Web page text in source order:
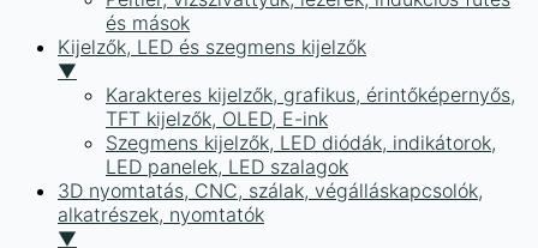
és mások
Kijelzők, LED és szegmens kijelzők
▼
Karakteres kijelzők, grafikus, érintőképernyős,
TFT kijelzők, OLED, E-ink
Szegmens kijelzők, LED diódák, indikátorok,
LED panelek, LED szalagok
3D nyomtatás, CNC, szálak, végálláskapcsolók,
alkatrészek, nyomtatók
▼